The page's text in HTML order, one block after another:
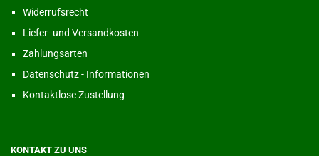
Widerrufsrecht
Liefer- und Versandkosten
Zahlungsarten
Datenschutz - Informationen
Kontaktlose Zustellung
KONTAKT ZU UNS